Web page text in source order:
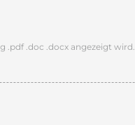
.pdf .doc .docx angezeigt wird.